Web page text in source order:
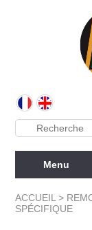
Menu
ACCUEIL >
SPÉCIFIQUE